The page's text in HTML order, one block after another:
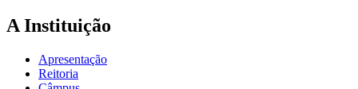
A Instituição
Apresentação
Reitoria